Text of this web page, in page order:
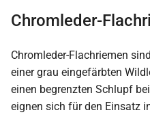
Chromleder-
Chromleder-Flachriemen
einer grau eingefärbten
einen begrenzten Schlupf
eignen sich für den Einsatz